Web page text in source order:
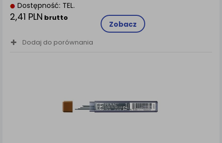
Dostępność: TEL.
2,41 PLN brutto
Zobacz
Dodaj do porównania